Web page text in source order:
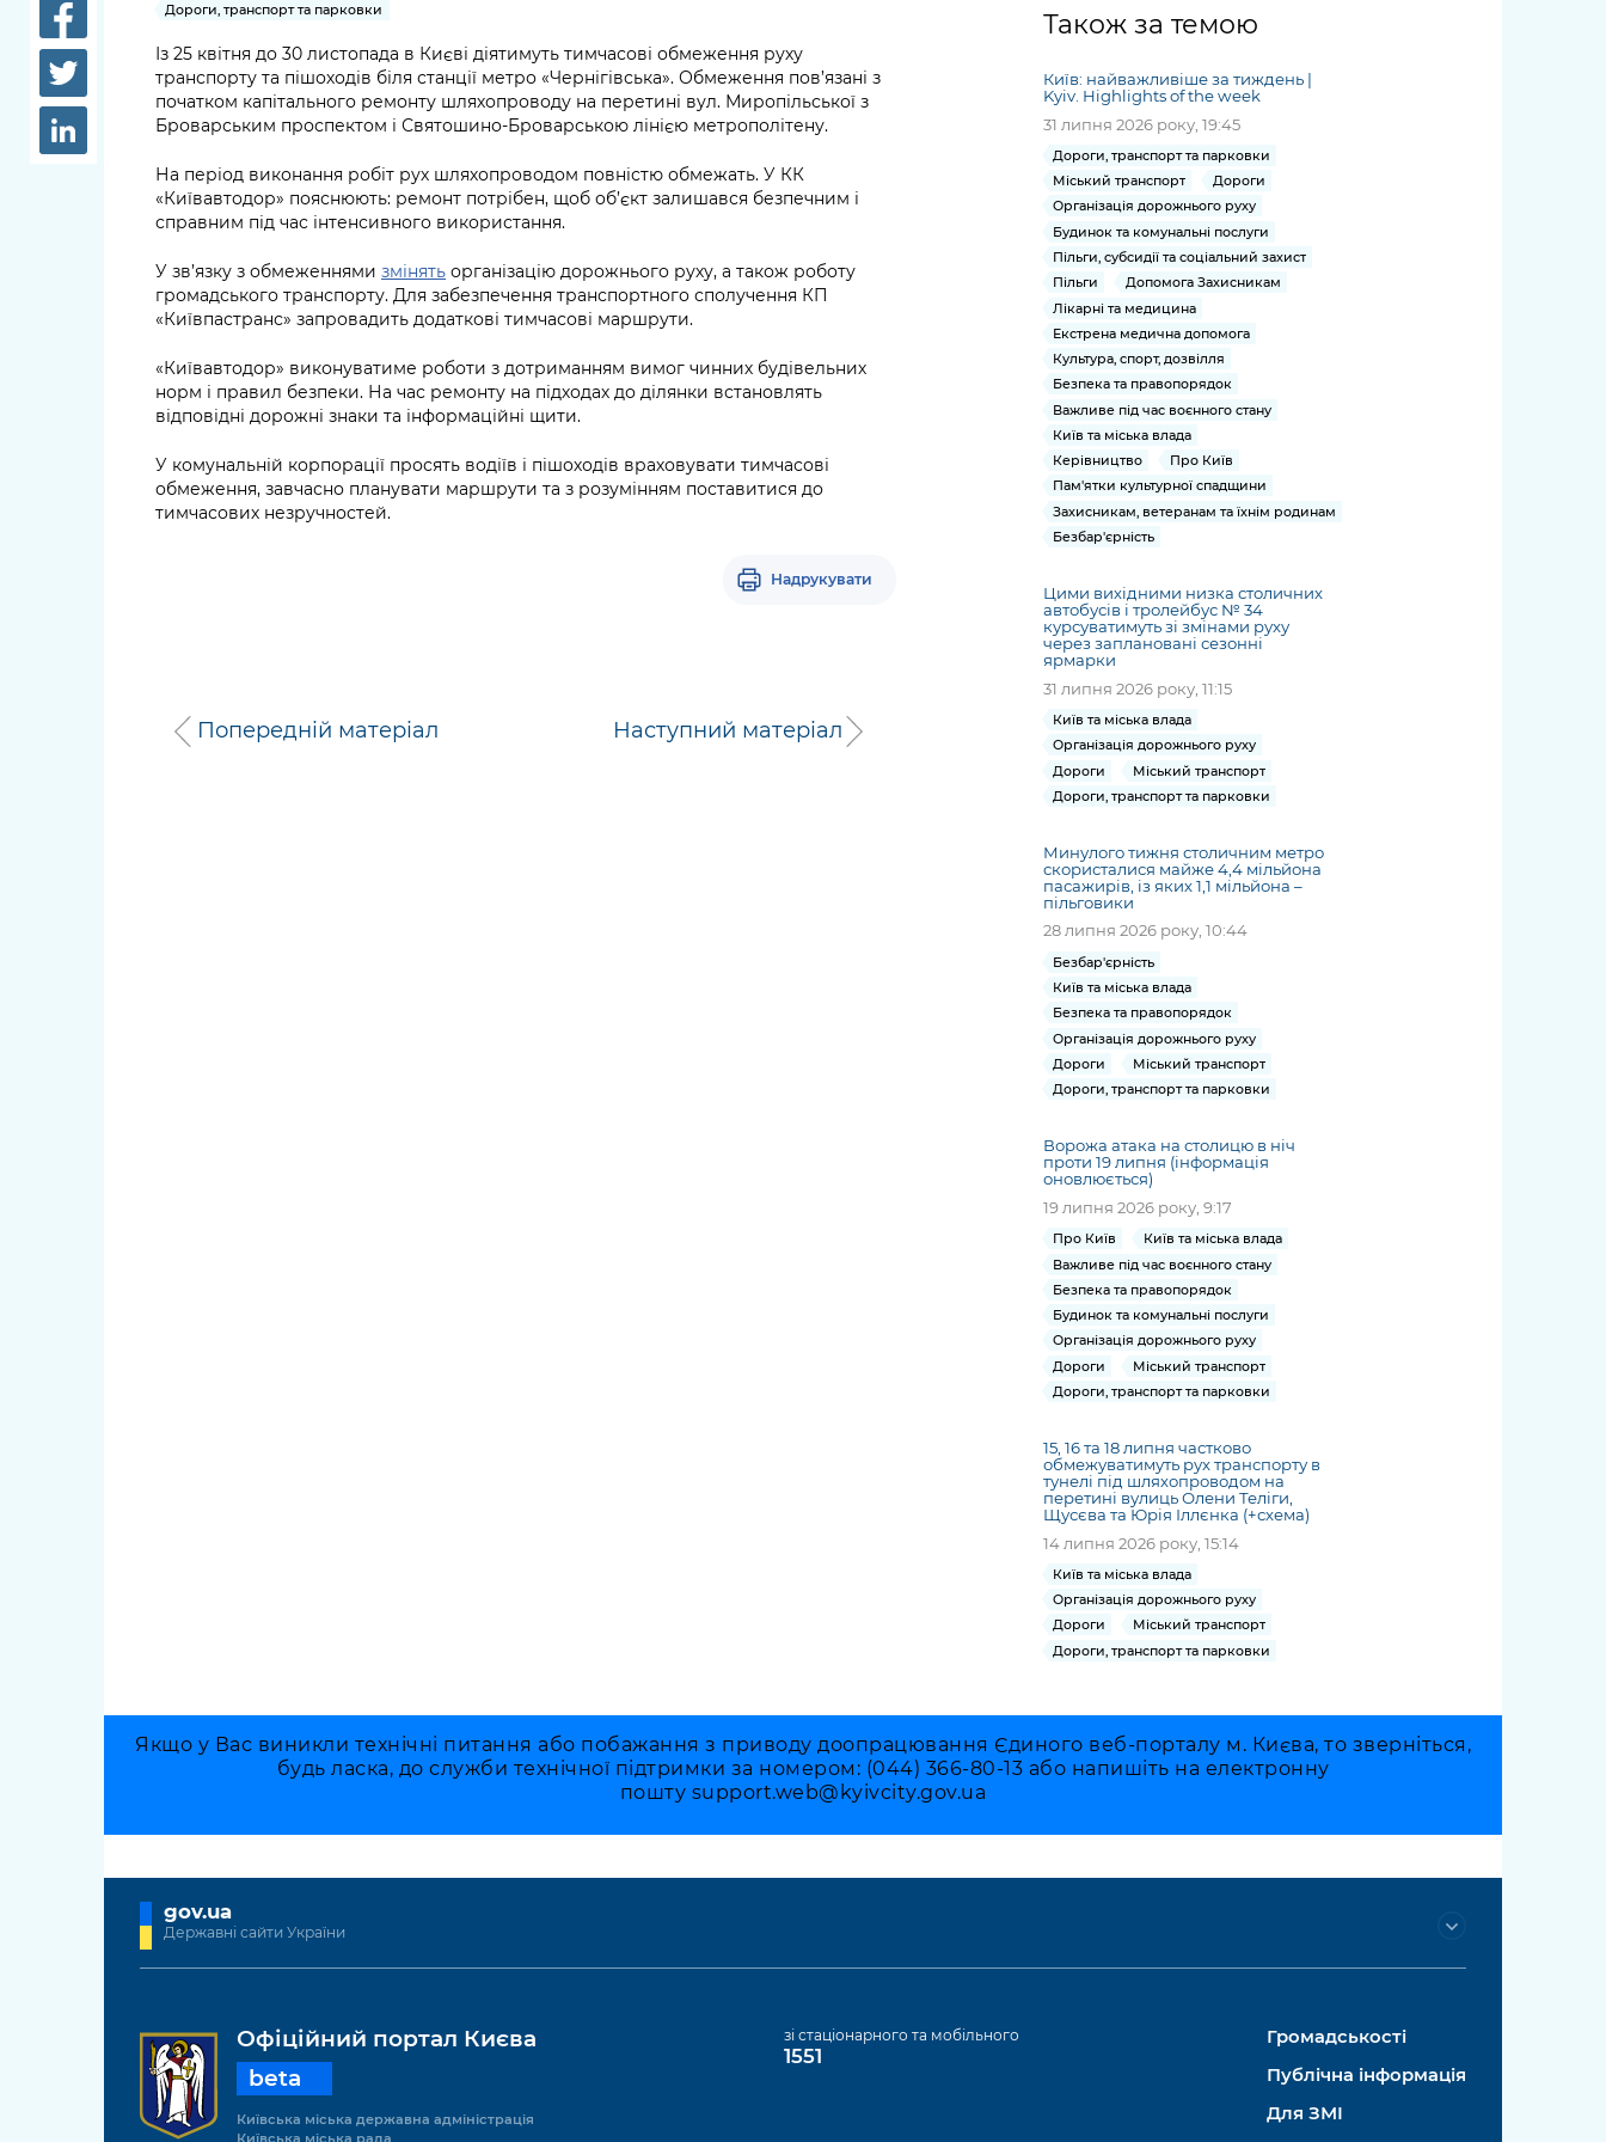
Рішення та розпорядження
Проєкти розпоряджень, що
перебувають на погодженні
КМВА
Статистика
Звернення громадян
Регуляторна діяльність
Безбар'єрність
Київська міська військова
адміністрація
Лікарні та медицина
Освіта та навчальні
Дороги, транспорт та
парковки
Навколишнє
середовище міста
Безпека та
правопорядок
Ритуальні послуги
Портал послуг
Міський застосунок Київ
Цифровий
Важливе під час
воєнного стану
Громадський
бюджет
міській військовій
адміністрації
«Ініціатива
«Партнерство
«Відкритий Уряд» –
місцевий рівень»
Важливе під час
воєнного стану
обмеженим
доступом
онлайн
правових та
інших актів
Порядок
рішень, дій чи
бездіяльності
розпорядників
інформації
Звіти про
опрацювання
запитів на
публічну
інформацію
дашборди
ся на
новини та
КМДА /
Subscribe
announce
ments
from the
KCSA
журналіст
ський
запит /
Submitting
a media
request
Дороги, транспорт та парковки
Із 25 квітня до 30 листопада в Києві діятимуть тимчасові обмеження руху
транспорту та пішоходів біля станції метро «Чернігівська». Обмеження пов’язані з
початком капітального ремонту шляхопроводу на перетині вул. Миропільської з
Броварським проспектом і Святошино-Броварською лінією метрополітену.
На період виконання робіт рух шляхопроводом повністю обмежать. У КК
«Київавтодор» пояснюють: ремонт потрібен, щоб об’єкт залишався безпечним і
справним під час інтенсивного використання.
У зв’язку з обмеженнями змінять організацію дорожнього руху, а також роботу
громадського транспорту. Для забезпечення транспортного сполучення КП
«Київпастранс» запровадить додаткові тимчасові маршрути.
«Київавтодор» виконуватиме роботи з дотриманням вимог чинних будівельних
норм і правил безпеки. На час ремонту на підходах до ділянки встановлять
відповідні дорожні знаки та інформаційні щити.
У комунальній корпорації просять водіїв і пішоходів враховувати тимчасові
обмеження, завчасно планувати маршрути та з розумінням поставитися до
тимчасових незручностей.
Надрукувати
Попередній матеріал Наступний матеріал
Також за темою
Київ: найважливіше за тиждень |
Kyiv. Highlights of the week
31 липня 2026 року, 19:45
Дороги, транспорт та парковки
Міський транспорт
Дороги
Організація дорожнього руху
Будинок та комунальні послуги
Пільги, субсидії та соціальний захист
Пільги
Допомога Захисникам
Лікарні та медицина
Екстрена медична допомога
Культура, спорт, дозвілля
Безпека та правопорядок
Важливе під час воєнного стану
Київ та міська влада
Керівництво
Про Київ
Пам'ятки культурної спадщини
Захисникам, ветеранам та їхнім родинам
Безбар'єрність
Цими вихідними низка столичних
автобусів і тролейбус № 34
курсуватимуть зі змінами руху
через заплановані сезонні
ярмарки
31 липня 2026 року, 11:15
Київ та міська влада
Організація дорожнього руху
Дороги
Міський транспорт
Дороги, транспорт та парковки
Минулого тижня столичним метро
скористалися майже 4,4 мільйона
пасажирів, із яких 1,1 мільйона –
пільговики
28 липня 2026 року, 10:44
Безбар'єрність
Київ та міська влада
Безпека та правопорядок
Організація дорожнього руху
Дороги
Міський транспорт
Дороги, транспорт та парковки
Ворожа атака на столицю в ніч
проти 19 липня (інформація
оновлюється)
19 липня 2026 року, 9:17
Про Київ
Київ та міська влада
Важливе під час воєнного стану
Безпека та правопорядок
Будинок та комунальні послуги
Організація дорожнього руху
Дороги
Міський транспорт
Дороги, транспорт та парковки
15, 16 та 18 липня частково
обмежуватимуть рух транспорту в
тунелі під шляхопроводом на
перетині вулиць Олени Теліги,
Щусєва та Юрія Іллєнка (+схема)
14 липня 2026 року, 15:14
Київ та міська влада
Організація дорожнього руху
Дороги
Міський транспорт
Дороги, транспорт та парковки
Якщо у Вас виникли технічні питання або побажання з приводу доопрацювання Єдиного веб-порталу м. Києва, то зверніться,
будь ласка, до служби технічної підтримки за номером: (044) 366-80-13 або напишіть на електронну
пошту support.web@kyivcity.gov.ua
gov.ua
Державні сайти України
Офіційний портал Києва
beta
Київська міська державна адміністрація
Київська міська рада
зі стаціонарного та мобільного
1551
Громадськості
Публічна інформація
Для ЗМІ